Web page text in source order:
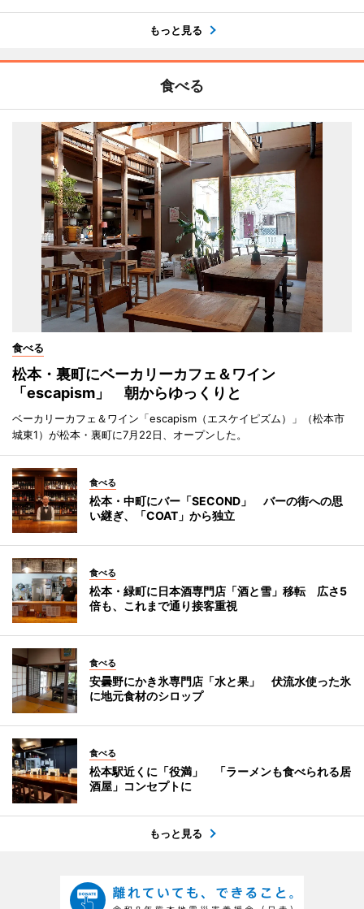
もっと見る
食べる
食べる
松本・裏町にベーカリーカフェ＆ワイン
「escapism」 朝からゆっくりと
ベーカリーカフェ＆ワイン「escapism（エスケイピズム）」（松本市
城東1）が松本・裏町に7月22日、オープンした。
食べる
松本・中町にバー「SECOND」 バーの街への思
い継ぎ、「COAT」から独立
食べる
松本・緑町に日本酒専門店「酒と雪」移転 広さ5
倍も、これまで通り接客重視
食べる
安曇野にかき氷専門店「水と果」 伏流水使った氷
に地元食材のシロップ
食べる
松本駅近くに「役満」 「ラーメンも食べられる居
酒屋」コンセプトに
もっと見る